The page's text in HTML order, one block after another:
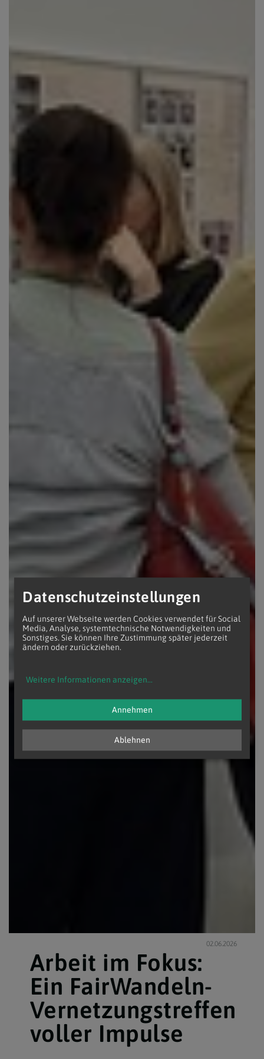
02.06.2026
Arbeit im Fokus:
Ein FairWandeln-
Vernetzungstreffen
voller Impulse
Datenschutzeinstellungen
Auf unserer Webseite werden Cookies verwendet für Social
Media, Analyse, systemtechnische Notwendigkeiten und
Sonstiges. Sie können Ihre Zustimmung später jederzeit
ändern oder zurückziehen.
Weitere Informationen anzeigen...
Ablehnen
Annehmen